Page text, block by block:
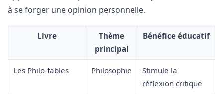
à se forger une opinion personnelle.
Livre
Thème
principal
Bénéfice éducatif
Les Philo-fables Philosophie
Stimule la
réflexion critique